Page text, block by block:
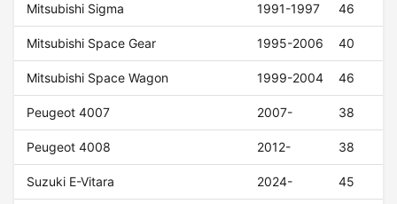
Mitsubishi Sigma 1991-1997 46
Mitsubishi Space Gear 1995-2006 40
Mitsubishi Space Wagon 1999-2004 46
Peugeot 4007 2007- 38
Peugeot 4008 2012- 38
Suzuki E-Vitara 2024- 45